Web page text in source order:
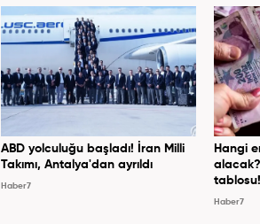
ABD yolculuğu başladı! İran Milli
Takımı, Antalya'dan ayrıldı
Haber7
Hangi
Haber7